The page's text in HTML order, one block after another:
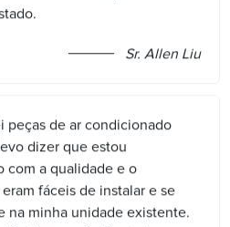
Sr. Allen Liu
peças de ar condicionado
dizer que estou
com a qualidade e o
fáceis de instalar e se
na minha unidade existente.